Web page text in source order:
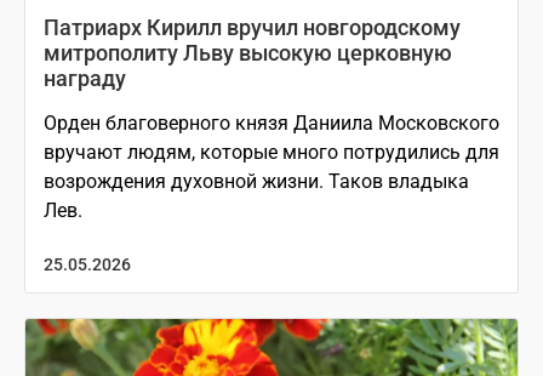
Патриарх Кирилл вручил новгородскому
митрополиту Льву высокую церковную
награду
Орден благоверного князя Даниила Московского
вручают людям, которые много потрудились для
возрождения духовной жизни. Таков владыка
Лев.
25.05.2026